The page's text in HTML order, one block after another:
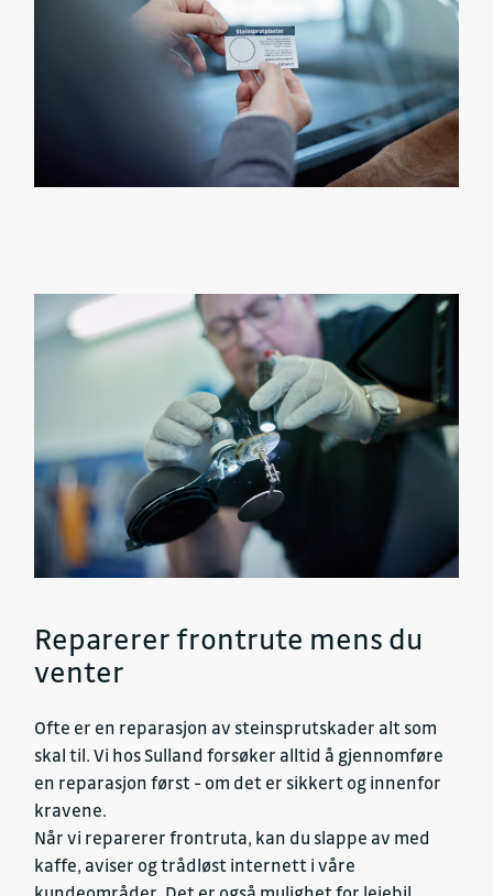
Reparerer frontrute mens du
venter
Ofte er en reparasjon av steinsprutskader alt som
skal til. Vi hos Sulland forsøker alltid å gjennomføre
en reparasjon først - om det er sikkert og innenfor
kravene.
Når vi reparerer frontruta, kan du slappe av med
kaffe, aviser og trådløst internett i våre